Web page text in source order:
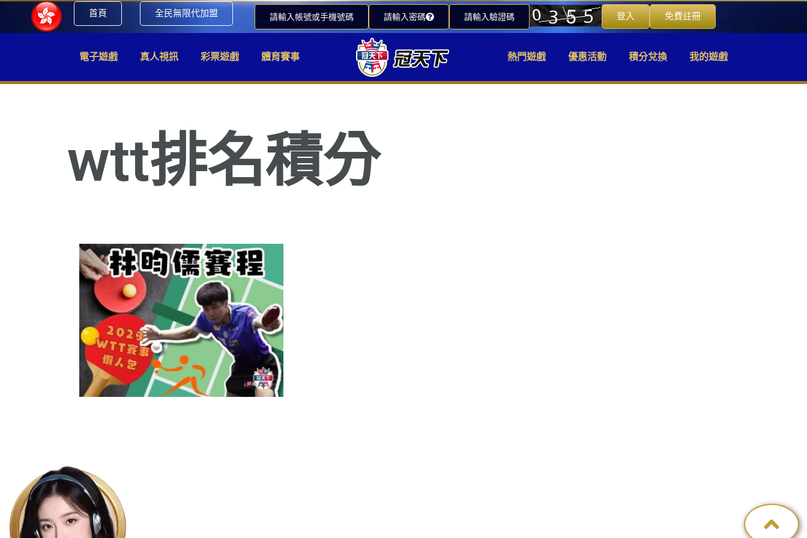
首頁 全民無限代加盟 請輸入帳號或手機號碼 請輸入密碼 請輸入驗證碼 登入 免費註冊
電子遊戲 真人視訊 彩票遊戲 體育賽事 熱門遊戲 優惠活動 積分兌換 我的遊戲
wtt排名積分